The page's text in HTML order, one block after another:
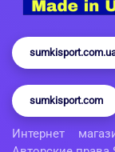
sumkisport.com
Интернет